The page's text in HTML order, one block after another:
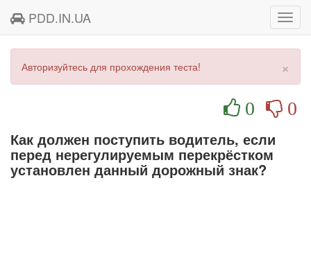
PDD.IN.UA
×
Авторизуйтесь для прохождения теста!
0 0
Как должен поступить водитель, если
перед нерегулируемым перекрёстком
установлен данный дорожный знак?